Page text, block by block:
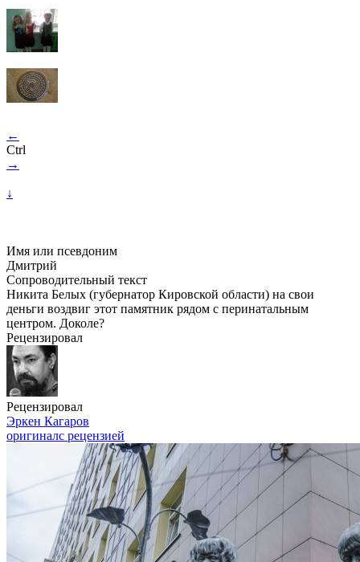
←
Ctrl
→
↓
Имя или псевдоним
Дмитрий
Сопроводительный текст
Никита Белых (губернатор Кировской области) на свои
деньги воздвиг этот памятник рядом с перинатальным
центром. Доколе?
Рецензировал
Рецензировал
Эркен Кагаров
оригиналс рецензией